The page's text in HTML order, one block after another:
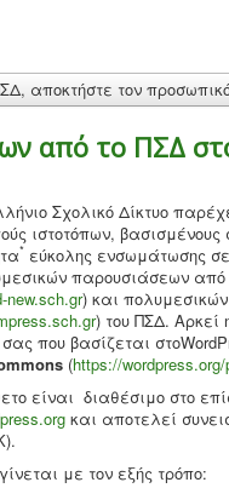
αποκτήστε τον
από το ΠΣΔ
Σχολικό Δίκτυο
ιστοτόπων, βασισμένους
* εύκολης ενσωμάτωσης
παρουσιάσεων από
new.sch.gr) και
) του ΠΣΔ. Αρκεί
σας που βασίζεται
(https://
είναι διαθέσιμο στο
και αποτελεί
με τον εξής τρόπο: